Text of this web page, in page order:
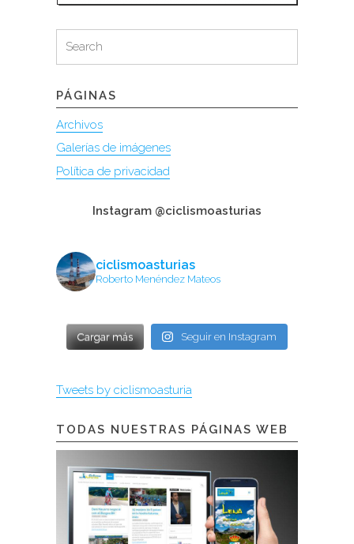
for:
Search
PÁGINAS
Archivos
Galerías de imágenes
Política de privacidad
Instagram @ciclismoasturias
ciclismoasturias
Roberto Menéndez Mateos
Cargar más Seguir en Instagram
Tweets by ciclismoasturia
TODAS NUESTRAS PÁGINAS WEB